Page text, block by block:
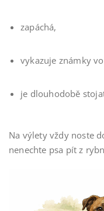
zapáchá,
vykazuje známky
je dlouhodobě
Na výlety vždy noste
nenechte psa pít z